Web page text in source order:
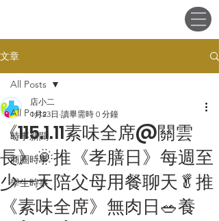
文章
All Posts
時事新聞
商圈時事
學生時事
All Posts
《115.1.11素味全席@關雲
長》🌞推《孝膳日》每週至
少一天陪父母用餐聊天🥬推
《素味全席》無肉日🥗養
店小二
1月23日 讀畢需時 0 分鐘